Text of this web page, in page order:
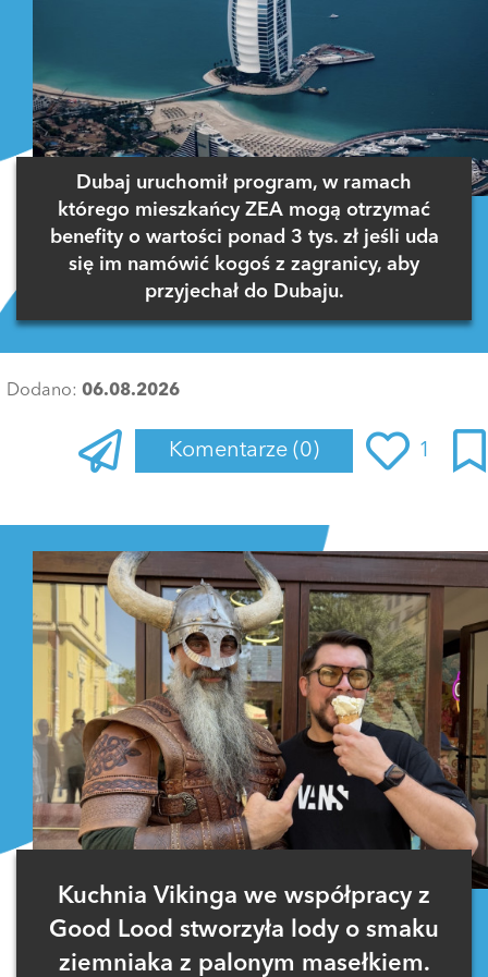
Dubaj uruchomił program, w ramach
którego mieszkańcy ZEA mogą otrzymać
benefity o wartości ponad 3 tys. zł jeśli uda
się im namówić kogoś z zagranicy, aby
przyjechał do Dubaju.
Dodano: 06.08.2026
Komentarze (0) 1
Kuchnia Vikinga we współpracy z
Good Lood stworzyła lody o smaku
ziemniaka z palonym masełkiem.